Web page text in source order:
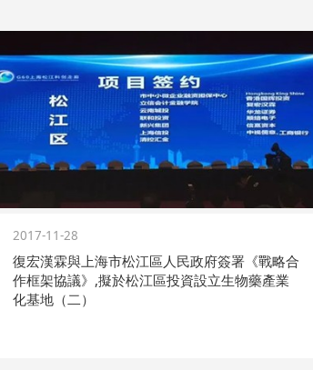
2017-11-28
復宏漢霖與上海市松江區人民政府簽署《戰略合
作框架協議》,擬於松江區投資設立生物藥產業
化基地（二）